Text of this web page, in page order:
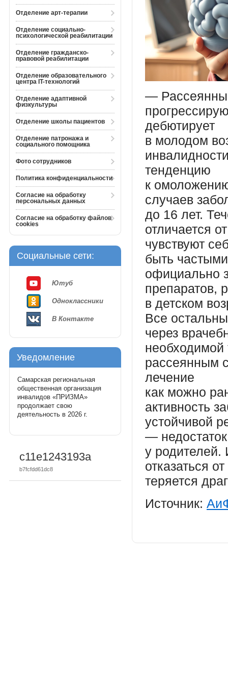
Отделение арт-терапии
Отделение социально-
психологической реабилитации
Отделение гражданско-
правовой реабилитации
Отделение образовательного
центра IT-технологий
Отделение адаптивной
физкультуры
Отделение школы пациентов
Отделение патронажа и
социального помощника
Фото сотрудников
Политика конфиденциальности
Согласие на обработку
персональных данных
Согласие на обработку файлов
cookies
Социальные сети:
Ютуб
Одноклассники
В Контакте
Уведомление
Самарская региональная
общественная организация
инвалидов «ПРИЗМА»
продолжает свою
деятельность в 2026 г.
c11e1243193a
b7fcfdd61dc8
—
дебютирует
в молодом
тенденцию
к
случаев
до 16 лет.
отличается
чувствуют
быть
официально
препаратов,
в детском
Все
через
необходимой
рассеянным
лечение
как можно
активность
устойчивой
—
у родителей.
отказаться
теряется
Источник: